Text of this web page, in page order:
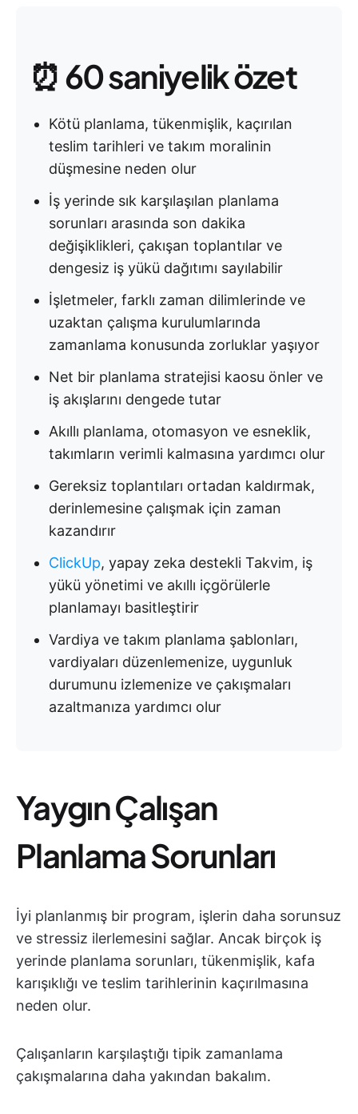
⏰ 60 saniyelik özet
Kötü planlama, tükenmişlik, kaçırılan
teslim tarihleri ve takım moralinin
düşmesine neden olur
İş yerinde sık karşılaşılan planlama
sorunları arasında son dakika
değişiklikleri, çakışan toplantılar ve
dengesiz iş yükü dağıtımı sayılabilir
İşletmeler, farklı zaman dilimlerinde ve
uzaktan çalışma kurulumlarında
zamanlama konusunda zorluklar yaşıyor
Net bir planlama stratejisi kaosu önler ve
iş akışlarını dengede tutar
Akıllı planlama, otomasyon ve esneklik,
takımların verimli kalmasına yardımcı olur
Gereksiz toplantıları ortadan kaldırmak,
derinlemesine çalışmak için zaman
kazandırır
ClickUp, yapay zeka destekli Takvim, iş
yükü yönetimi ve akıllı içgörülerle
planlamayı basitleştirir
Vardiya ve takım planlama şablonları,
vardiyaları düzenlemenize, uygunluk
durumunu izlemenize ve çakışmaları
azaltmanıza yardımcı olur
Yaygın Çalışan
Planlama Sorunları
İyi planlanmış bir program, işlerin daha sorunsuz
ve stressiz ilerlemesini sağlar. Ancak birçok iş
yerinde planlama sorunları, tükenmişlik, kafa
karışıklığı ve teslim tarihlerinin kaçırılmasına
neden olur.
Çalışanların karşılaştığı tipik zamanlama
çakışmalarına daha yakından bakalım.